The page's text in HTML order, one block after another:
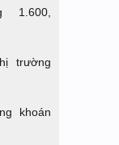
1.600,
trường
khoán